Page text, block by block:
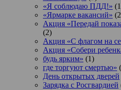
«Я соблюдаю ПДД!»
«Ярмарке вакансий»
Акция «Передай
(2)
Акция «С флагом на
Акция «Собери
будь ярким» (1)
где торгуют смертью»
День открытых дверей
Зарядка с Росгвардией